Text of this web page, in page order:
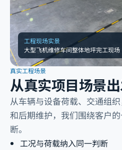
工程现场实景
大型飞机维修车间整体地坪完工现场
真实工程场景
从真实项目场景
从车辆与设备荷载、交通组
和后期维护，我们围绕客户
断。
工况与荷载纳入同一判断